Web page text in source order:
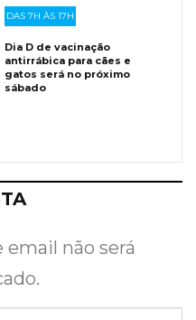
DAS 7H ÀS 17H
Dia D de vacinação
antirrábica para cães e
gatos será no próximo
sábado
email não será